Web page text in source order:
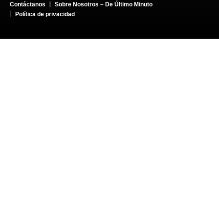
Contáctanos
Sobre Nosotros – De Último Minuto
Política de privacidad